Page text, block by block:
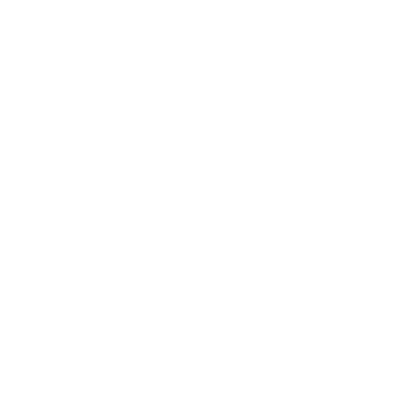
Medien anbieten zu
unserer
wie zum
Diese Cookies
ändern, wie die
der Sie sich befinden.